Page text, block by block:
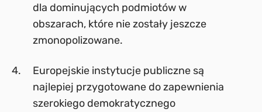
dla dominujących podmiotów w
obszarach, które nie zostały jeszcze
zmonopolizowane.
Europejskie instytucje publiczne są
najlepiej przygotowane do zapewnienia
szerokiego demokratycznego